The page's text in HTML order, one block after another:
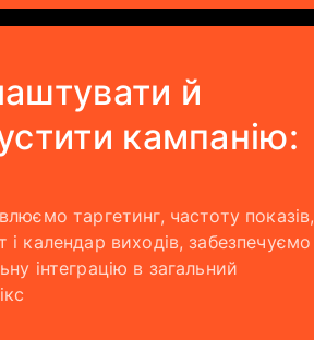
й
кампанію:
таргетинг, частоту показів,
календар виходів, забезпечуємо
інтеграцію в загальний